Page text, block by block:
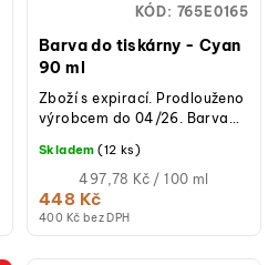
Barva do tiskárny - Cyan
90 ml
400 Kč bez DPH
448 Kč
Měrná
cena:
497,78 Kč / 100 ml
Skladem (12 ks)
Zboží s expirací. Prodlouženo
výrobcem do 04/26. Barva
speciálně vyvinuta pro...
KÓD: 765E0165